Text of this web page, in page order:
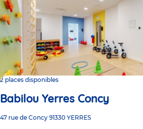
2 places disponibles
Babilou Yerres Concy
Adresse
47 rue de Concy 91330 YERRES